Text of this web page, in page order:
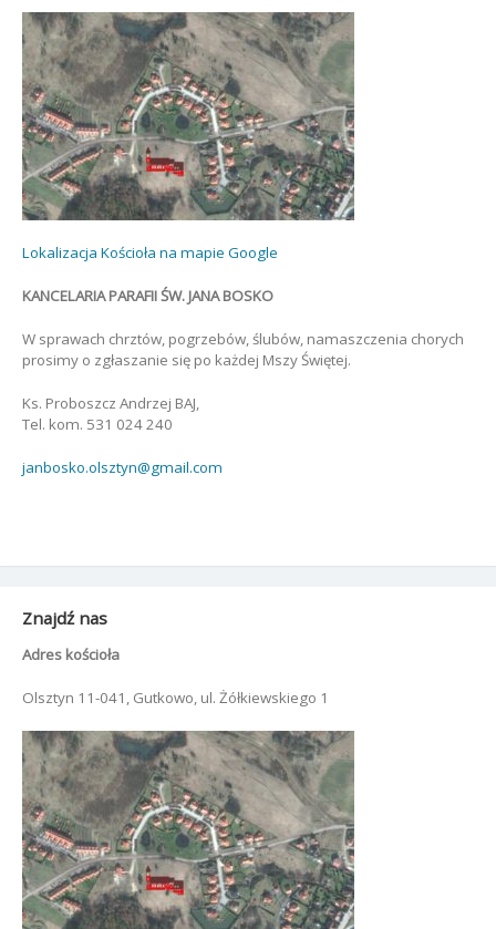
Lokalizacja Kościoła na mapie Google
KANCELARIA PARAFII ŚW. JANA BOSKO
W sprawach chrztów, pogrzebów, ślubów, namaszczenia chorych
prosimy o zgłaszanie się po każdej Mszy Świętej.
Ks. Proboszcz Andrzej BAJ,
Tel. kom. 531 024 240
janbosko.olsztyn@gmail.com
Znajdź nas
Adres kościoła
Olsztyn 11-041, Gutkowo, ul. Żółkiewskiego 1